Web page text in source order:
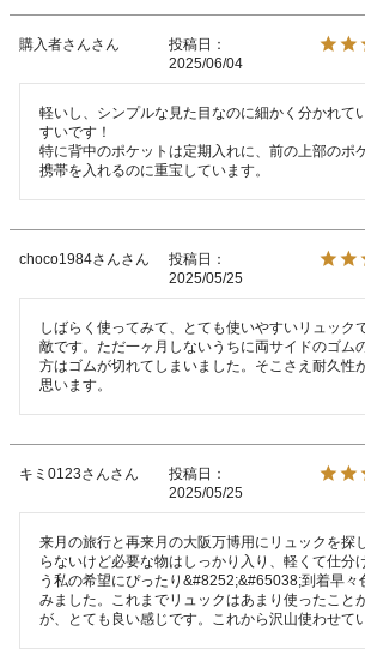
購入者さん
投稿日
2025/06/04
軽いし、シンプルな見た目なのに細かく分かれて
すいです！
特に背中のポケットは定期入れに、前の上部のポ
携帯を入れるのに重宝しています。
choco1984さん
投稿日
2025/05/25
しばらく使ってみて、とても使いやすいリュック
敵です。ただ一ヶ月しないうちに両サイドのゴム
方はゴムが切れてしまいました。そこさえ耐久性
キミ0123さん
投稿日
2025/05/25
来月の旅行と再来月の大阪万博用にリュックを探
らないけど必要な物はしっかり入り、軽くて仕分
う私の希望にぴったり&#8252;&#65038;到着早々
みました。これまでリュックはあまり使ったこと